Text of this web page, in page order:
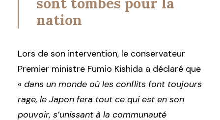
nation
Lors de son intervention, le conservateur
Premier ministre Fumio Kishida a déclaré que
« dans un monde où les conflits font toujours
rage, le Japon fera tout ce qui est en son
pouvoir, s’unissant à la communauté